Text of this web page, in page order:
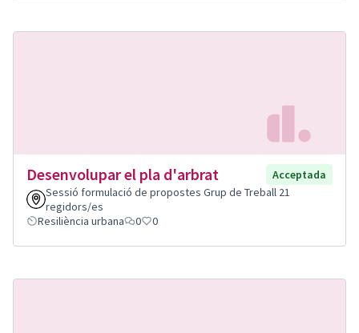
Desenvolupar el pla d'arbrat
Acceptada
Sessió formulació de propostes Grup de Treball 21
regidors/es
Resiliència urbana
0 0